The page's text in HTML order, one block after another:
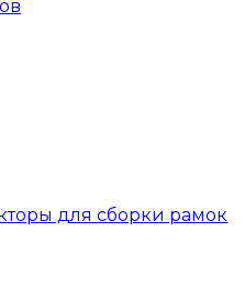
для сборки рамок